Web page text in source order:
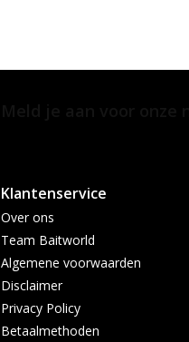
Klantenservice
Over ons
Team Baitworld
Algemene voorwaarden
Disclaimer
Privacy Policy
Betaalmethoden